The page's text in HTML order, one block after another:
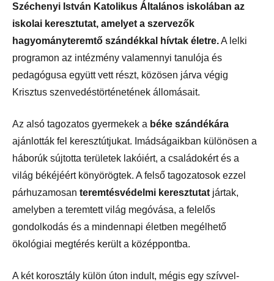
Széchenyi István Katolikus Általános iskolában az
iskolai keresztutat, amelyet a szervezők
hagyományteremtő szándékkal hívtak életre.A lelki
programon az intézmény valamennyi tanulója és
pedagógusa együtt vett részt, közösen járva végig
Krisztus szenvedéstörténetének állomásait.
Az alsó tagozatos gyermekek a béke szándékára
ajánlották fel keresztútjukat. Imádságaikban különösen a
háborúk sújtotta területek lakóiért, a családokért és a
világ békéjéért könyörögtek. A felső tagozatosok ezzel
párhuzamosan teremtésvédelmi keresztutatjártak,
amelyben a teremtett világ megóvása, a felelős
gondolkodás és a mindennapi életben megélhető
ökológiai megtérés került a középpontba.